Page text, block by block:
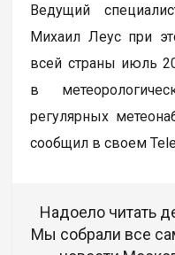
Ведущий
Михаил Леус при
всей страны июль
в
регулярных
сообщил в своем
Надоело читать
Мы собрали все